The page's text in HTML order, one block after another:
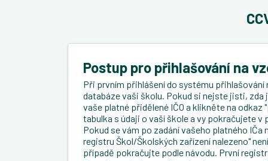
Postup pro přihlašování na
Při prvním přihlášení do systému
databáze vaši školu. Pokud si nejste jisti, zda
vaše platné přidělené IČO a klikněte na
tabulka s údaji o vaší škole a vy pokračujete
Pokud se vám po zadání vašeho platného IČa
registru Škol/Školských zařízení nalezeno"
případě pokračujte podle návodu. První